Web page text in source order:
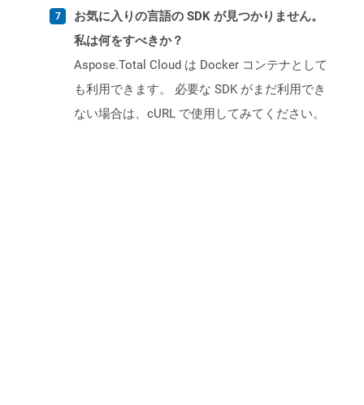
お気に入りの言語の SDK が見つかりません。
私は何をすべきか？
Aspose.Total Cloud は Docker コンテナとして
も利用できます。 必要な SDK がまだ利用でき
ない場合は、cURL で使用してみてください。